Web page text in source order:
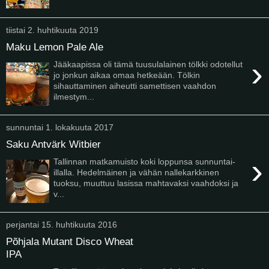
tiistai 2. huhtikuuta 2019
Maku Lemon Pale Ale
›
Jääkaapissa oli tämä tuusulalainen tölkki odotellut
jo jonkun aikaa omaa hetkeään. Tölkin
sihauttaminen aiheutti samettisen vaahdon
ilmestym...
sunnuntai 1. lokakuuta 2017
Saku Antvärk Witbier
›
Tallinnan matkamuisto koki loppunsa sunnuntai-
illalla. Hedelmäinen ja vähän nallekarkkinen
tuoksu, muuttuu lasissa mahtavaksi vaahdoksi ja
v...
perjantai 15. huhtikuuta 2016
Põhjala Mutant Disco Wheat
IPA